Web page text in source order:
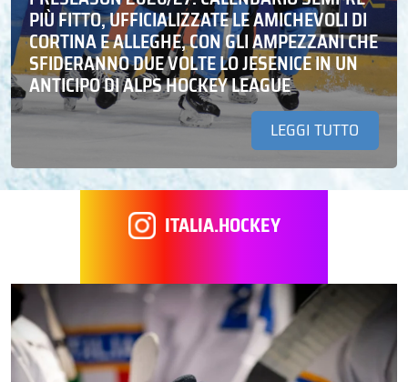
PIÙ FITTO, UFFICIALIZZATE LE AMICHEVOLI DI
CORTINA E ALLEGHE, CON GLI AMPEZZANI CHE
SFIDERANNO DUE VOLTE LO JESENICE IN UN
ANTICIPO DI ALPS HOCKEY LEAGUE
LEGGI TUTTO
ITALIA.HOCKEY